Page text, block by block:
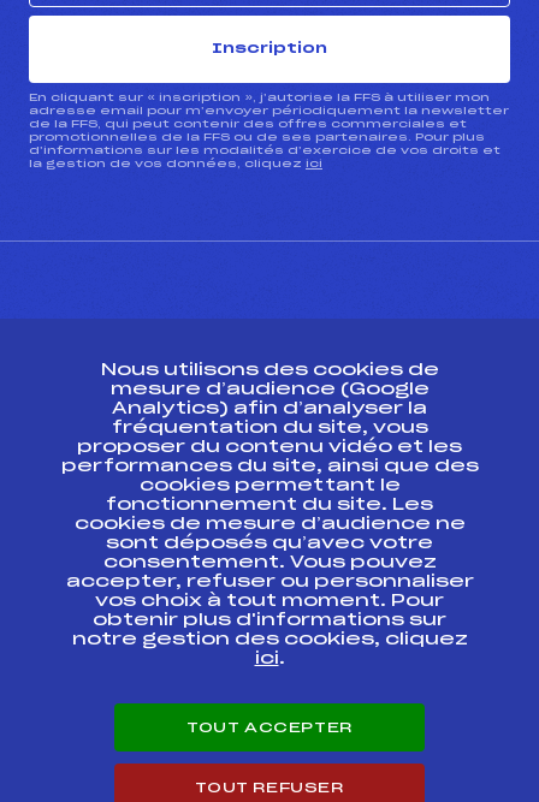
Inscription
En cliquant sur « inscription », j’autorise la FFS à utiliser mon
adresse email pour m’envoyer périodiquement la newsletter
de la FFS, qui peut contenir des offres commerciales et
promotionnelles de la FFS ou de ses partenaires. Pour plus
d’informations sur les modalités d’exercice de vos droits et
la gestion de vos données, cliquez ici
Ressources
Pass’Neige
Projet sportif fédéral
Projet de performance fédéral
Antidopage
Pôle Développement, Formation, Suivi
Scientifique
Listes ministérielles
Pôle vie de l’athlète
Enseignement professionnel
Carrières
Nous utilisons des cookies de
mesure d’audience (Google
Analytics) afin d’analyser la
fréquentation du site, vous
proposer du contenu vidéo et les
performances du site, ainsi que des
cookies permettant le
fonctionnement du site. Les
cookies de mesure d’audience ne
sont déposés qu’avec votre
consentement. Vous pouvez
accepter, refuser ou personnaliser
vos choix à tout moment. Pour
obtenir plus d'informations sur
notre gestion des cookies, cliquez
ici.
TOUT ACCEPTER
TOUT REFUSER